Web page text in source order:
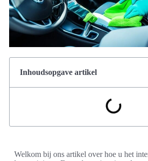
Inhoudsopgave artikel
Welkom bij ons artikel over hoe u het